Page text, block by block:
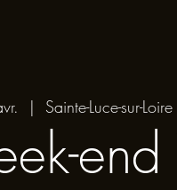
  |
Sainte-Luce-sur-Loire
end